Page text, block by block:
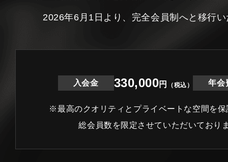
2026年6月1日より、完全会員制へと移行
入会金 330,000円 （税込） 年会
※最高のクオリティとプライベートな空間を保
総会員数を限定させていただいており